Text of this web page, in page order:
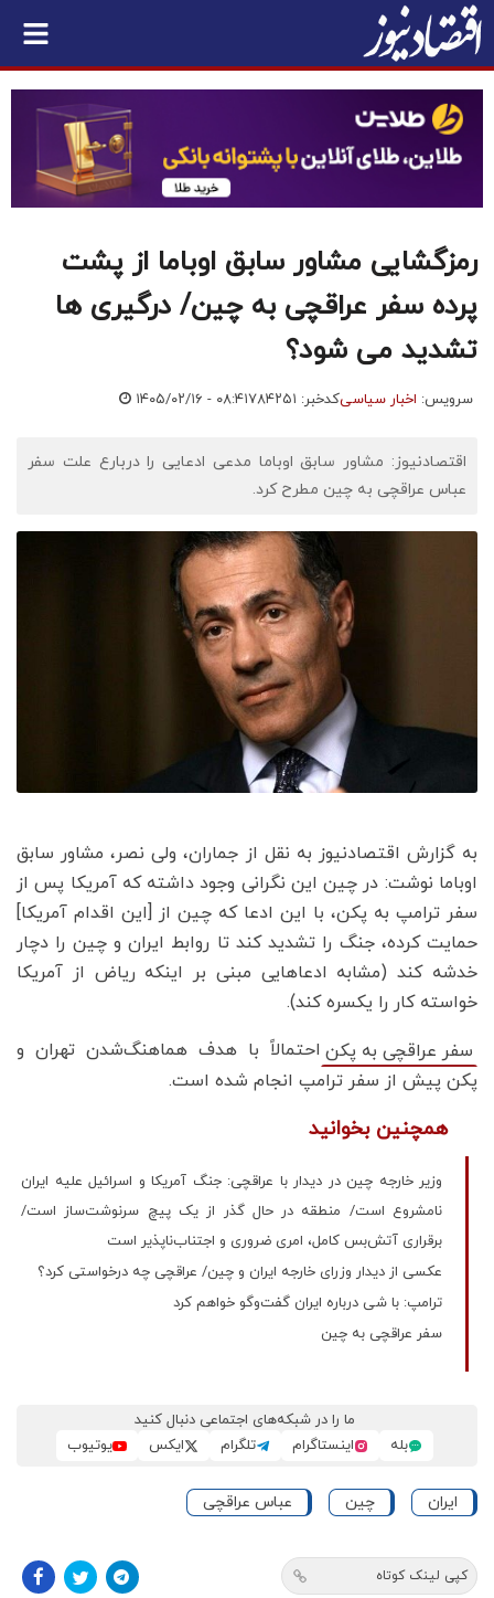
رمزگشایی مشاور سابق اوباما از پشت
پرده سفر عراقچی به چین/ درگیری ها
تشدید می شود؟
سرویس: اخبار سیاسیکدخبر: ۷۸۴۲۵۱ ۱۴۰۵/۰۲/۱۶ - ۰۸:۴۱
اقتصادنیوز: مشاور سابق اوباما مدعی ادعایی را دربارع علت سفر
عباس عراقچی به چین مطرح کرد.
به گزارش اقتصادنیوز به نقل از جماران، ولی نصر، مشاور سابق
اوباما نوشت: در چین این نگرانی وجود داشته که آمریکا پس از
سفر ترامپ به پکن، با این ادعا که چین از [این اقدام آمریکا]
حمایت کرده، جنگ را تشدید کند تا روابط ایران و چین را دچار
خدشه کند (مشابه ادعاهایی مبنی بر اینکه ریاض از آمریکا
خواسته کار را یکسره کند).
سفر عراقچی به پکن احتمالاً با هدف هماهنگ‌شدن تهران و
پکن پیش از سفر ترامپ انجام شده است.
همچنین بخوانید
وزیر خارجه چین در دیدار با عراقچی: جنگ آمریکا و اسرائیل علیه ایران
نامشروع است/ منطقه در حال گذر از یک پیچ سرنوشت‌ساز است/
برقراری آتش‌بس کامل، امری ضروری و اجتناب‌ناپذیر است
عکسی از دیدار وزرای خارجه ایران و چین/ عراقچی چه درخواستی کرد؟
ترامپ: با شی درباره ایران گفت‌وگو خواهم کرد
سفر عراقچی به چین
ما را در شبکه‌های اجتماعی دنبال کنید
بله
اینستاگرام تلگرام ایکس یوتیوب
ایران چین عباس عراقچی
کپی لینک کوتاه